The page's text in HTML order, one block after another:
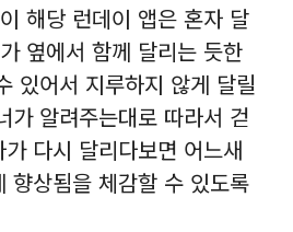
해당 런데이 앱은 혼자 달
옆에서 함께 달리는 듯한
있어서 지루하지 않게 달릴
가 알려주는대로 따라서 걷
다시 달리다보면 어느새
향상됨을 체감할 수 있도록